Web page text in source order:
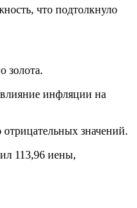
что подтолкнуло
золота.
инфляции на
значений.
113,96 иены,